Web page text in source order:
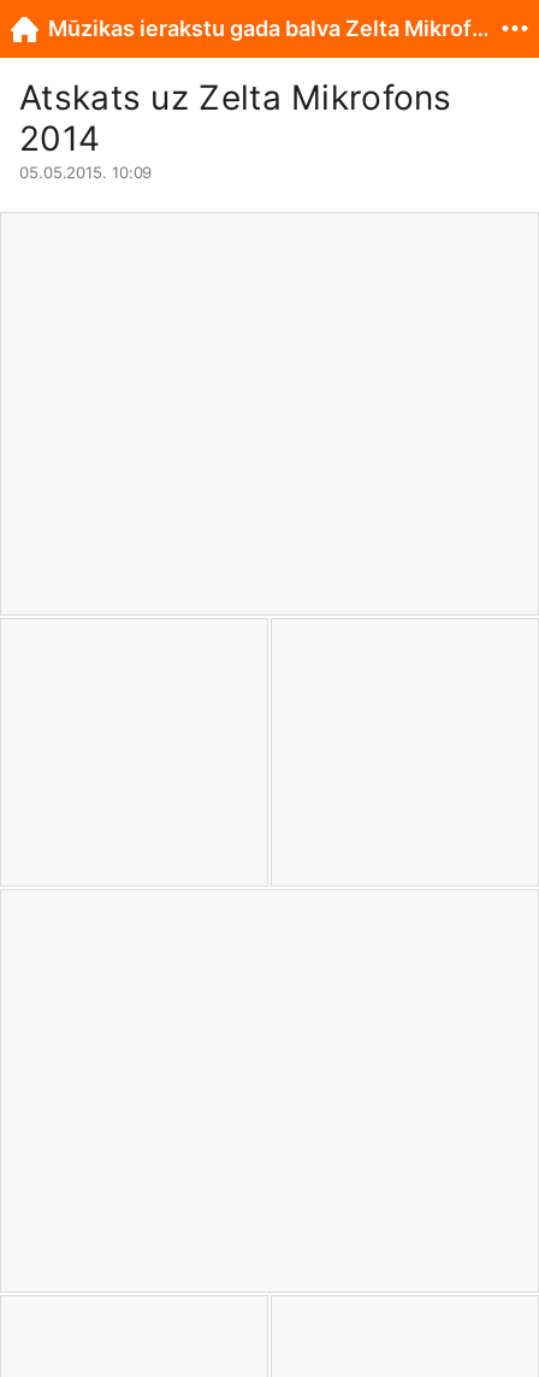
Atskats uz Zelta Mikrofons
2014
05.05.2015. 10:09
Mūzikas ierakstu gada balva Zelta Mikrofons